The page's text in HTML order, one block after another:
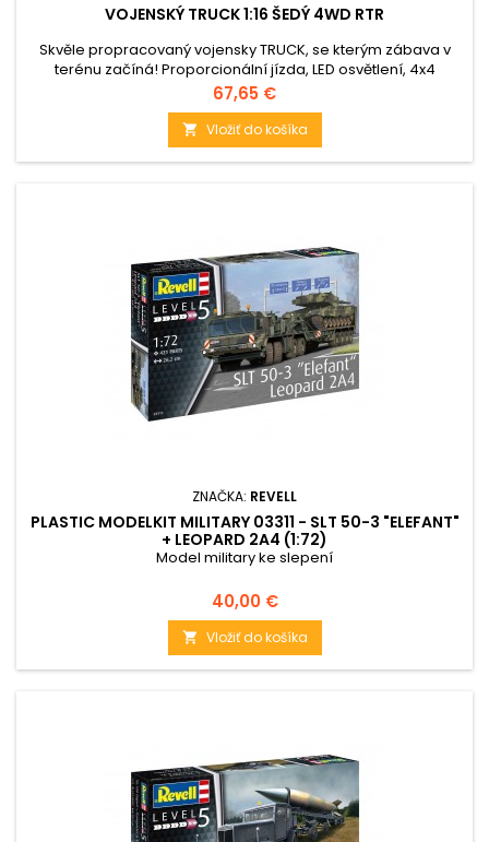
VOJENSKÝ TRUCK 1:16 ŠEDÝ 4WD RTR
Skvěle propracovaný vojensky TRUCK, se kterým zábava v
terénu začíná! Proporcionální jízda, LED osvětlení, 4x4
Cena
67,65 €
 Vložiť do košíka
ZNAČKA: REVELL
PLASTIC MODELKIT MILITARY 03311 - SLT 50-3 "ELEFANT"
+ LEOPARD 2A4 (1:72)
Model military ke slepení
Cena
40,00 €
 Vložiť do košíka